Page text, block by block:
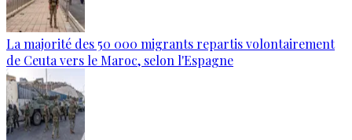
La majorité des 50 000 migrants repartis volontairement
de Ceuta vers le Maroc, selon l'Espagne